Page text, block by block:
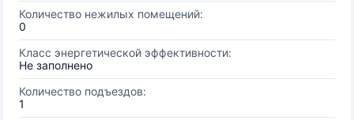
Количество нежилых помещений:
0
Класс энергетической эффективности:
Не заполнено
Количество подъездов:
1